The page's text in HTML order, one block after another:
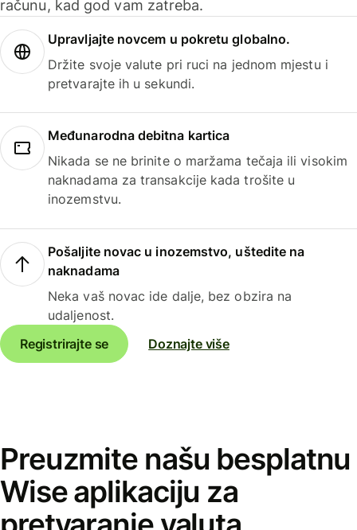
računu, kad god vam zatreba.
Upravljajte novcem u pokretu globalno.
Držite svoje valute pri ruci na jednom mjestu i
pretvarajte ih u sekundi.
Međunarodna debitna kartica
Nikada se ne brinite o maržama tečaja ili visokim
naknadama za transakcije kada trošite u
inozemstvu.
Pošaljite novac u inozemstvo, uštedite na
naknadama
Neka vaš novac ide dalje, bez obzira na
udaljenost.
Registrirajte se
Doznajte više
Preuzmite našu besplatnu
Wise aplikaciju za